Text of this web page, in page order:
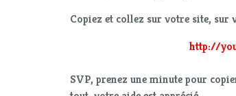
Copiez et collez sur votre site, sur
http://
SVP, prenez une minute pour